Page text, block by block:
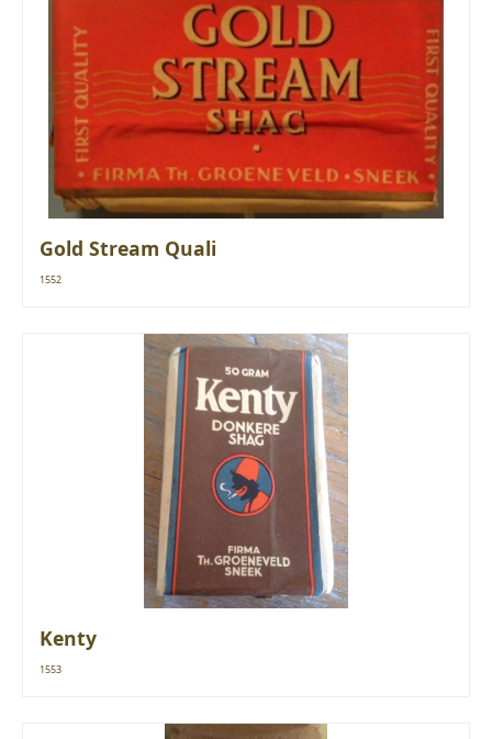
Gold Stream Quali
1552
Kenty
1553